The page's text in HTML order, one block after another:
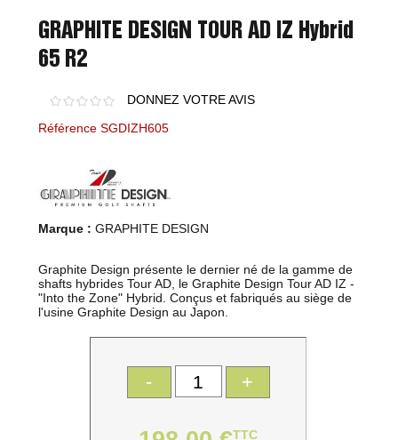
GRAPHITE DESIGN TOUR AD IZ Hybrid
65 R2
DONNEZ VOTRE AVIS
Référence SGDIZH605
Marque : GRAPHITE DESIGN
Graphite Design présente le dernier né de la gamme de
shafts hybrides Tour AD, le Graphite Design Tour AD IZ -
"Into the Zone" Hybrid. Conçus et fabriqués au siège de
l'usine Graphite Design au Japon.
- +
TTC